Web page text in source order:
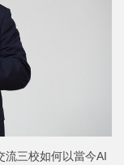
流三校如何以當今AI